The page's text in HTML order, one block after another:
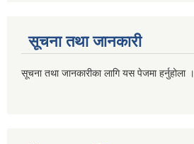
सूचना तथा जानकारी
सूचना तथा जानकारीका लागि यस पेजमा हर्नुहोला ।